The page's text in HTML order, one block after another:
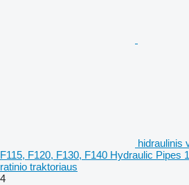
hidraulinis
F115, F120, F130, F140 Hydraulic Pipes
ratinio traktoriaus
4